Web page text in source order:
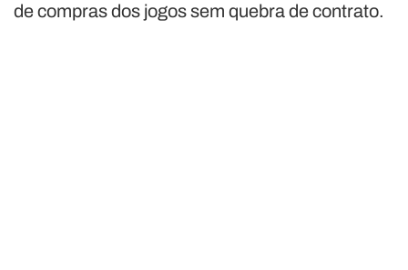
de compras dos jogos sem quebra de contrato.